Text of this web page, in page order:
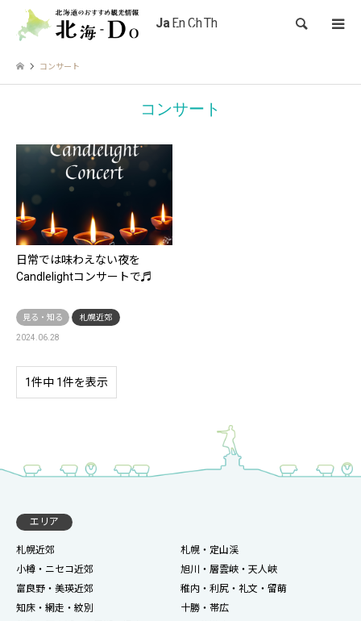
検索
コンサート
コンサート
日常では味わえない夜を
Candlelightコンサートで♬
見る・知る 札幌近郊
2024.06.28
1件中 1件を表示
エリア
札幌近郊
札幌・定山渓
小樽・ニセコ近郊
旭川・層雲峡・天人峡
富良野・美瑛近郊
稚内・利尻・礼文・留萌
知床・網走・紋別
十勝・帯広